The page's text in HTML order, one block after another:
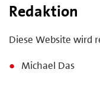
Redaktion
Diese Website wird
Michael Das